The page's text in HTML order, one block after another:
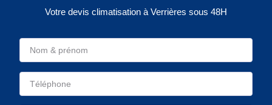
Votre devis climatisation à Verrières sous 48H